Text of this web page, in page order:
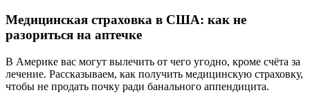
Медицинская страховка в США: как не
разориться на аптечке
В Америке вас могут вылечить от чего угодно, кроме счёта за
лечение. Рассказываем, как получить медицинскую страховку,
чтобы не продать почку ради банального аппендицита.